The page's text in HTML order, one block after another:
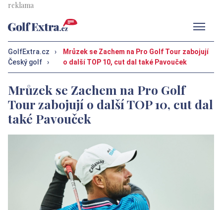
GolfExtra.cz
›
Český golf
›
Mrůzek se Zachem na Pro Golf Tour zabojují
o další TOP 10, cut dal také Pavouček
Mrůzek se Zachem na Pro Golf
Tour zabojují o další TOP 10, cut dal
také Pavouček